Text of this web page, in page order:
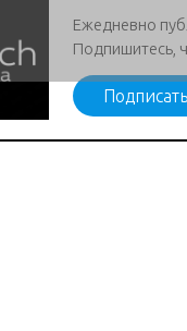
Ежедневно
Подпишитесь,